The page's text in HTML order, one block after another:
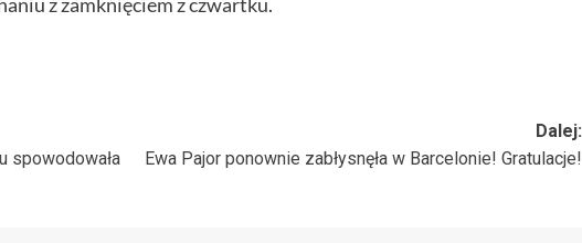
spowodowała
Dalej:
Ewa Pajor ponownie zabłysnęła w Barcelonie! Gratulacje!